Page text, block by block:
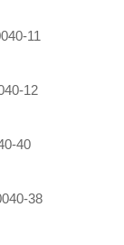
11
12
40
38